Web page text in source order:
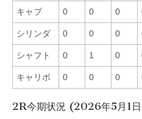
キャブ 0 0 0
シリンダ 0 0 0
シャフト 0 1 0
キャリボ 0 0 0
2R今期状況 (2026年5月1